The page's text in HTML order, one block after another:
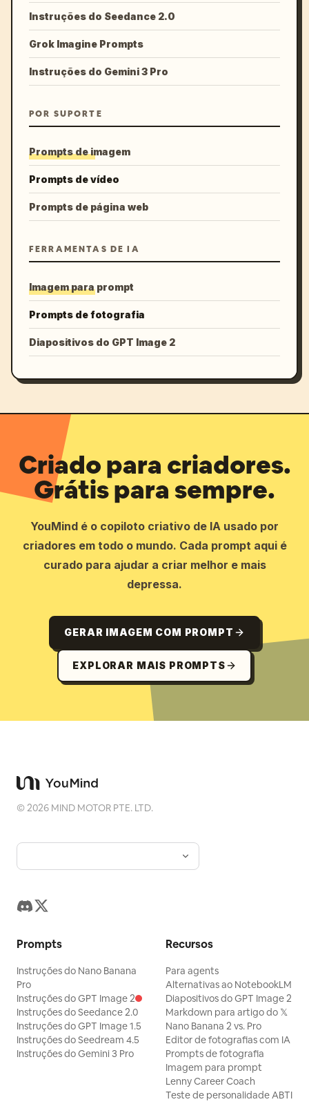
Instruções do Seedance 2.0
Grok Imagine Prompts
Instruções do Gemini 3 Pro
POR SUPORTE
Prompts de imagem
Prompts de vídeo
Prompts de página web
FERRAMENTAS DE IA
Imagem para prompt
Prompts de fotografia
Diapositivos do GPT Image 2
Criado para criadores.
Grátis para sempre.
YouMind é o copiloto criativo de IA usado por
criadores em todo o mundo. Cada prompt aqui é
curado para ajudar a criar melhor e mais
depressa.
GERAR IMAGEM COM PROMPT
EXPLORAR MAIS PROMPTS
©2026 MIND MOTOR PTE. LTD.
Prompts
Instruções do Nano Banana
Pro
Instruções do GPT Image 2
Instruções do Seedance 2.0
Instruções do GPT Image 1.5
Instruções do Seedream 4.5
Instruções do Gemini 3 Pro
Recursos
Para agents
Alternativas ao NotebookLM
Diapositivos do GPT Image 2
Markdown para artigo do 𝕏
Nano Banana 2 vs. Pro
Editor de fotografias com IA
Prompts de fotografia
Imagem para prompt
Lenny Career Coach
Teste de personalidade ABTI